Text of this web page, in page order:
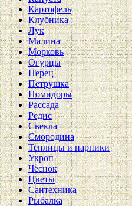
Картофель
Клубника
Лук
Малина
Морковь
Огурцы
Перец
Петрушка
Помидоры
Рассада
Редис
Свекла
Смородина
Теплицы и парники
Укроп
Чеснок
Цветы
Сантехника
Рыбалка